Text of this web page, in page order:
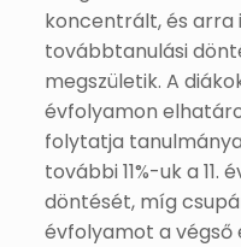
koncentrált, és arra
továbbtanulási
megszületik. A
évfolyamon
folytatja
további 11%-uk a
döntését, míg
évfolyamot a végső